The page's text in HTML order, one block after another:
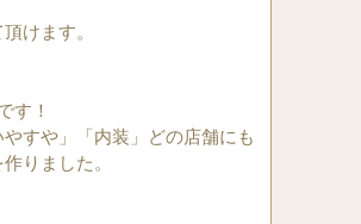
けます。
す！
すや」「内装」どの店舗にも
りました。